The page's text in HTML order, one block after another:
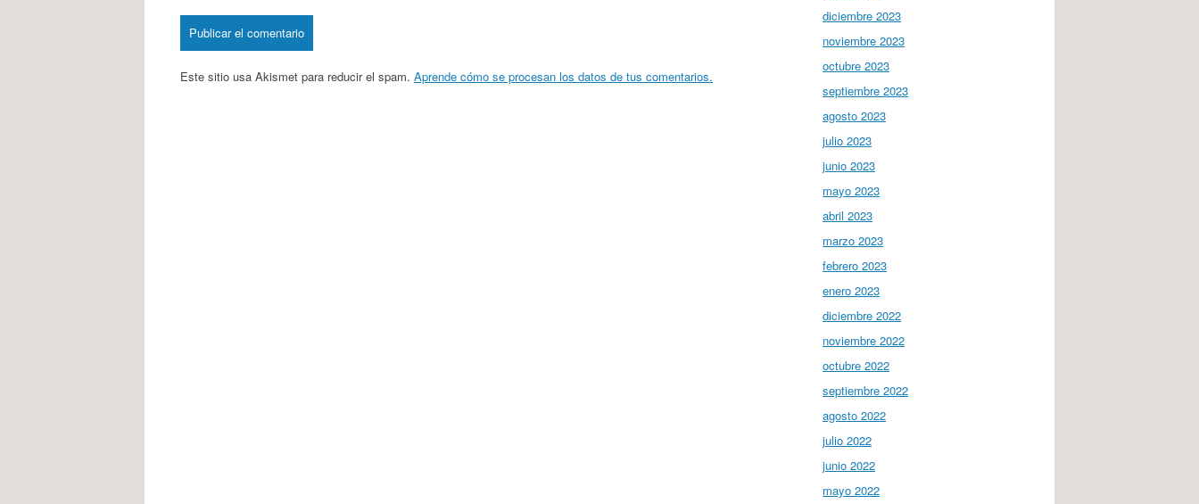
Este sitio usa Akismet para reducir el spam. Aprende cómo se procesan los datos de tus comentarios.
diciembre 2023
noviembre 2023
octubre 2023
septiembre 2023
agosto 2023
julio 2023
junio 2023
mayo 2023
abril 2023
marzo 2023
febrero 2023
enero 2023
diciembre 2022
noviembre 2022
octubre 2022
septiembre 2022
agosto 2022
julio 2022
junio 2022
mayo 2022